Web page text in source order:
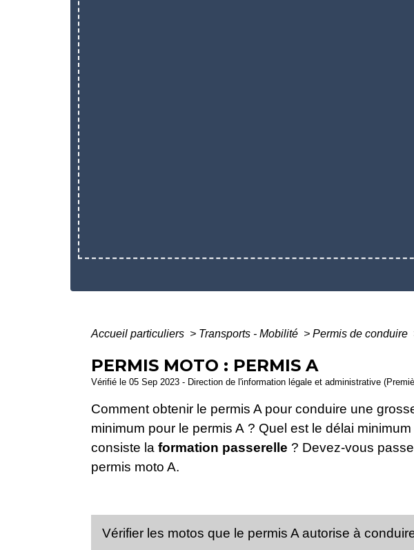
Accueil particuliers > Transports - Mobilité > Permis de conduire
PERMIS MOTO : PERMIS A
Vérifié le 05 Sep 2023 - Direction de l'information légale et administrative
Comment obtenir le permis A pour conduire une
minimum pour le permis A ? Quel est le délai
consiste la formation passerelle ? Devez-vous
permis moto A.
Vérifier les motos que le permis A autorise à